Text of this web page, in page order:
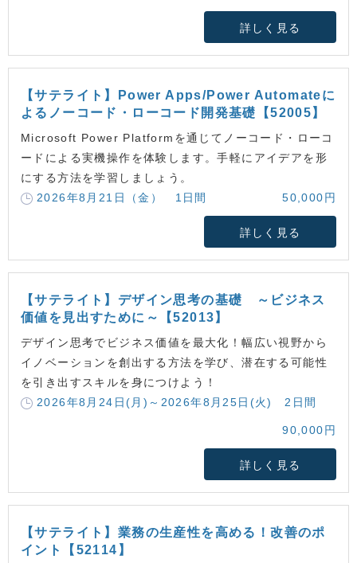
詳しく見る
【サテライト】Power Apps/Power Automateに
よるノーコード・ローコード開発基礎【52005】
Microsoft Power Platformを通じてノーコード・ローコ
ードによる実機操作を体験します。手軽にアイデアを形
にする方法を学習しましょう。
2026年8月21日（金） 1日間
50,000円
詳しく見る
【サテライト】デザイン思考の基礎 ～ビジネス
価値を見出すために～【52013】
デザイン思考でビジネス価値を最大化！幅広い視野から
イノベーションを創出する方法を学び、潜在する可能性
を引き出すスキルを身につけよう！
2026年8月24日(月)～2026年8月25日(火) 2日間
90,000円
詳しく見る
【サテライト】業務の生産性を高める！改善のポ
イント【52114】